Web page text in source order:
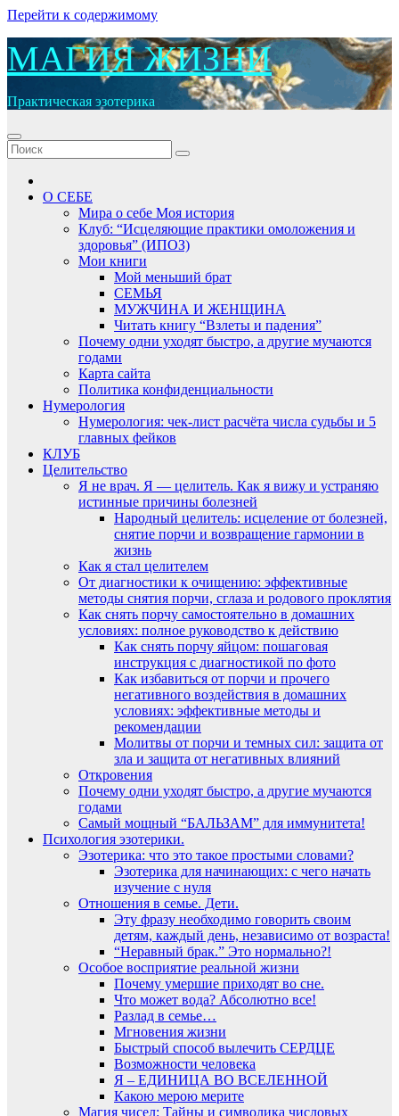
Перейти к содержимому
МАГИЯ ЖИЗНИ
Практическая эзотерика
О СЕБЕ
Мира о себе Моя история
Клуб: “Исцеляющие практики омоложения и
здоровья” (ИПОЗ)
Мои книги
Мой меньший брат
СЕМЬЯ
МУЖЧИНА И ЖЕНЩИНА
Читать книгу “Взлеты и падения”
Почему одни уходят быстро, а другие мучаются
годами
Карта сайта
Политика конфиденциальности
Нумерология
Нумерология: чек-лист расчёта числа судьбы и 5
главных фейков
КЛУБ
Целительство
Я не врач. Я — целитель. Как я вижу и устраняю
истинные причины болезней
Народный целитель: исцеление от болезней,
снятие порчи и возвращение гармонии в
жизнь
Как я стал целителем
От диагностики к очищению: эффективные
методы снятия порчи, сглаза и родового проклятия
Как снять порчу самостоятельно в домашних
условиях: полное руководство к действию
Как снять порчу яйцом: пошаговая
инструкция с диагностикой по фото
Как избавиться от порчи и прочего
негативного воздействия в домашних
условиях: эффективные методы и
рекомендации
Молитвы от порчи и темных сил: защита от
зла и защита от негативных влияний
Откровения
Почему одни уходят быстро, а другие мучаются
годами
Самый мощный “БАЛЬЗАМ” для иммунитета!
Психология эзотерики.
Эзотерика: что это такое простыми словами?
Эзотерика для начинающих: с чего начать
изучение с нуля
Отношения в семье. Дети.
Эту фразу необходимо говорить своим
детям, каждый день, независимо от возраста!
“Неравный брак.” Это нормально?!
Особое восприятие реальной жизни
Почему умершие приходят во сне.
Что может вода? Абсолютно все!
Разлад в семье…
Мгновения жизни
Быстрый способ вылечить СЕРДЦЕ
Возможности человека
Я – ЕДИНИЦА ВО ВСЕЛЕННОЙ
Какою мерою мерите
Магия чисел: Тайны и символика числовых